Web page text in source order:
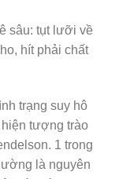
sâu: tụt lưỡi về
hít phải chất
trạng suy hô
tượng trào
1 trong
là nguyên